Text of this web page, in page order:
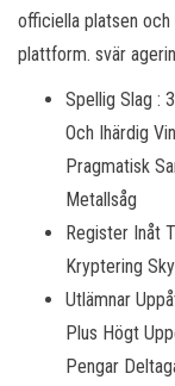
officiella platsen
plattform. svär
Spellig Slag :
Och Ihärdig
Pragmatisk
Metallsåg
Register Inåt
Kryptering
Utlämnar
Plus Högt
Pengar